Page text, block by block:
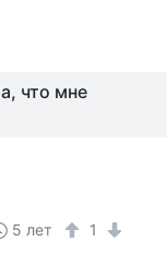
что мне
5 лет 1